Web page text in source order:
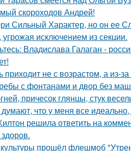
скороходов Андрей!
Сильный Характер, но он ее
исключением из секции.
Владислава Галаган -
приходит не с возрастом, а из-
с фонтанами и двор без
причесок глянцы, стук
что у меня все
решила ответить на
прошёл флешмоб